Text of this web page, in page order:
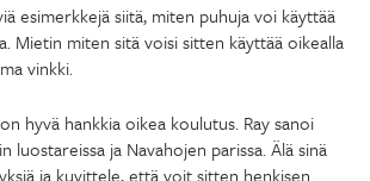
esimerkkejä siitä, miten puhuja voi käyttää
Mietin miten sitä voisi sitten käyttää oikealla
vinkki.
hyvä hankkia oikea koulutus. Ray sanoi
luostareissa ja Navahojen parissa. Älä sinä
ja kuvittele, että voit sitten henkisen